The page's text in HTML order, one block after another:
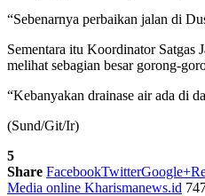
“Sebenarnya perbaikan jalan di
Sementara itu Koordinator Satgas
melihat sebagian besar gorong-
“Kebanyakan drainase air ada di
(Sund/Git/Ir)
5
Share FacebookTwitterGoogle+
Media online Kharismanews.id